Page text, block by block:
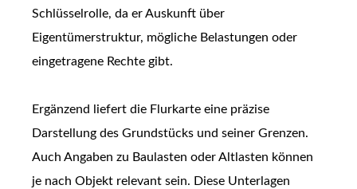
Schlüsselrolle, da er Auskunft über
Eigentümerstruktur, mögliche Belastungen oder
eingetragene Rechte gibt.
Ergänzend liefert die Flurkarte eine präzise
Darstellung des Grundstücks und seiner Grenzen.
Auch Angaben zu Baulasten oder Altlasten können
je nach Objekt relevant sein. Diese Unterlagen